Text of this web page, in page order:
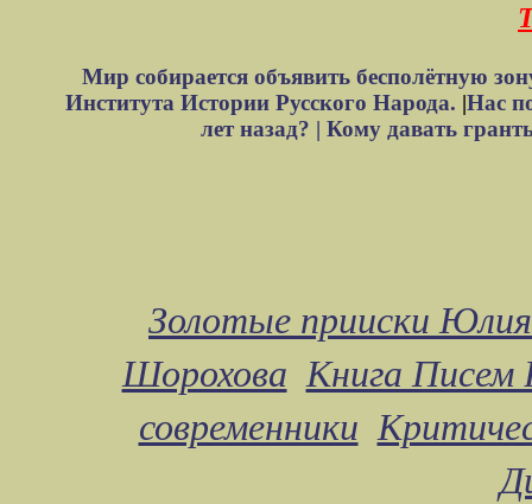
Мир собирается объявить бесполётную
Института Истории Русского Народа. |Нас
лет назад? | Кому давать
Золотые прииски
Шорохова Книга Писем
современники